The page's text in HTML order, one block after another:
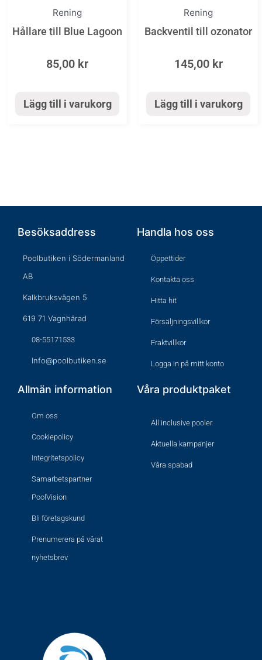
Rening
Hållare till Blue Lagoon
85,00 kr
Lägg till i varukorg
Rening
Backventil till ozonator
145,00 kr
Lägg till i varukorg
Besöksaddress
Poolbutiken i Södermanland
AB
Kalkbruksvägen 5
619 71 Vagnhärad
08-55171533
Info@poolbutiken.se
Handla hos oss
Öppettider
Kontakta oss
Hitta hit
Försäljningsvillkor
Fraktvillkor
Logga in på mitt konto
Allmän information
Om oss
Cookiepolicy
Integritetspolicy
Samarbetspartner
PoolVision
Bli företagskund
Prenumerera på vårat
nyhetsbrev
Våra produktpaket
All inclusive pooler
Aktuella kampanjer
Våra spabad